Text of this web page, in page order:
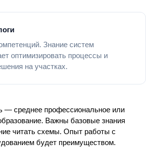
Знание систем
оптимизировать процессы и
на участках.
— среднее профессиональное или
Важны базовые знания
читать схемы. Опыт работы с
будет преимуществом.